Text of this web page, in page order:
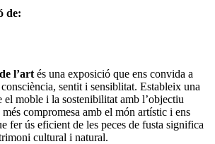
de:
l’art és una exposició que ens convida a
sentit i sensiblitat. Estableix una
el moble i la sostenibilitat amb l’objectiu
compromesa amb el món artístic i ens
fer ús eficient de les peces de fusta significa
cultural i natural.